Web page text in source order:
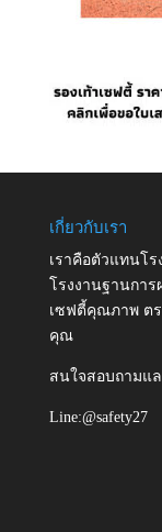
เกี่ยวกับเรา
เราคือตัวแทนโร
โรงงานฐานกา
เซฟตี้คุณภาพ ต
คุณ
สนใจสอบถามแล
Line:@safety27